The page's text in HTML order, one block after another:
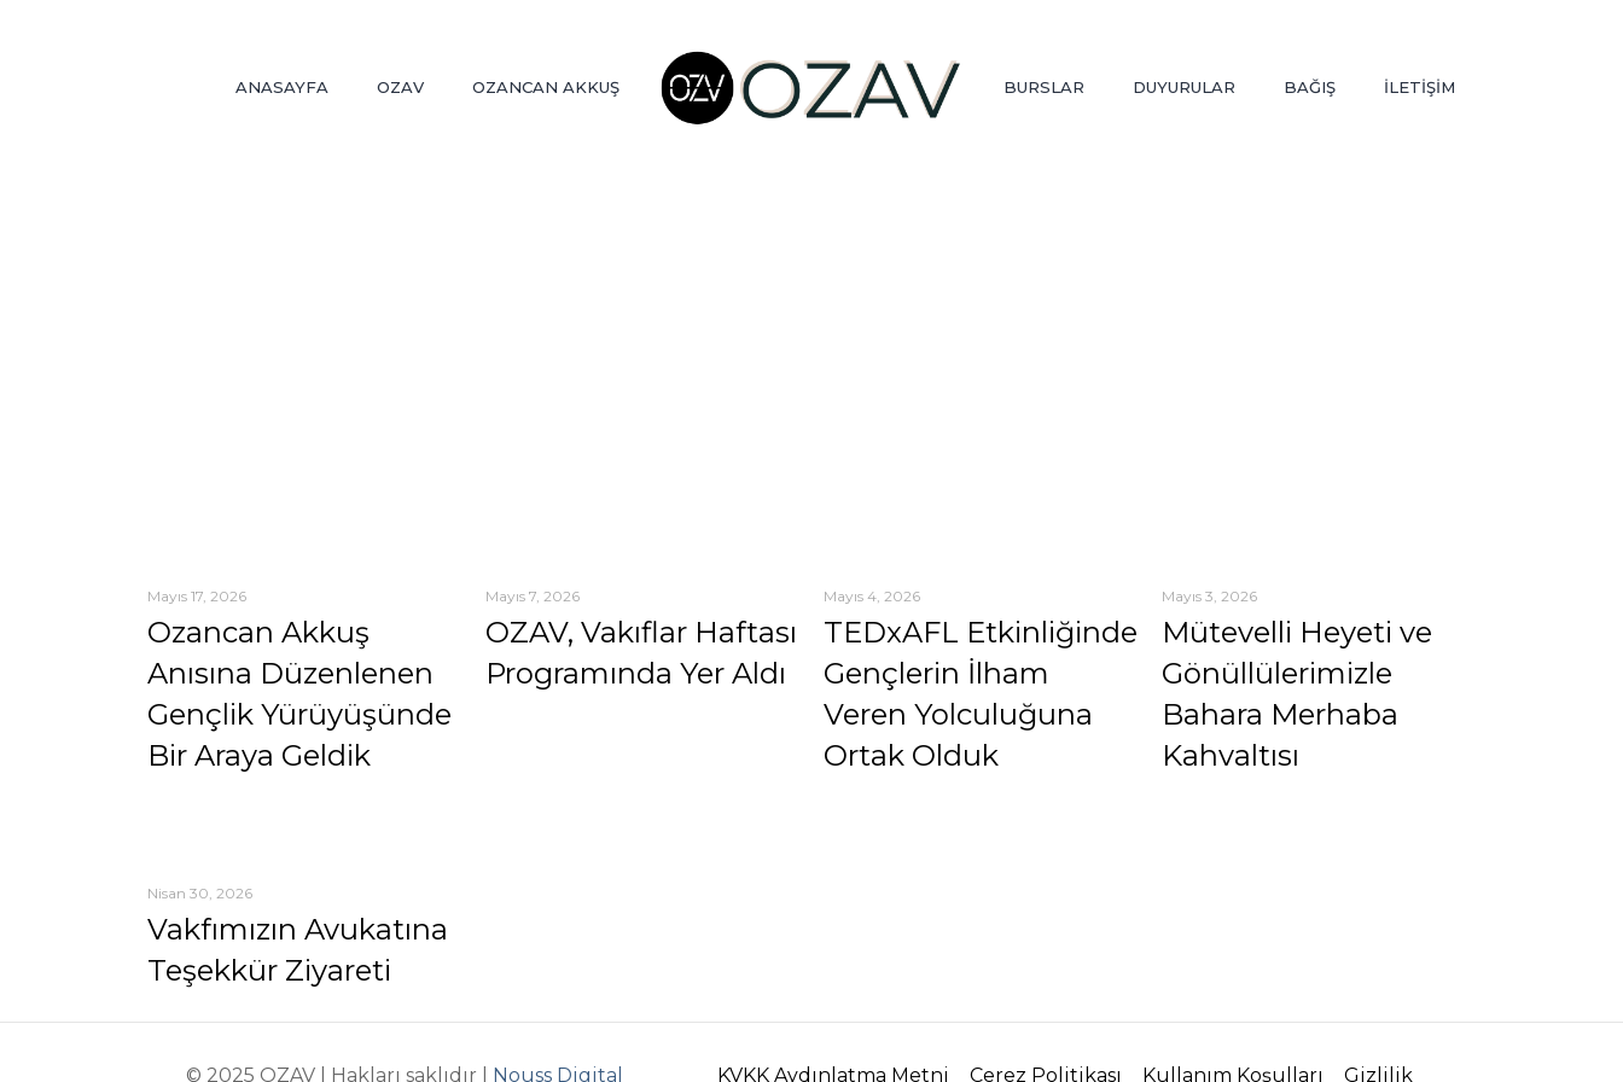
ANASAYFA OZAV OZANCAN AKKUŞ BURSLAR DUYURULAR BAĞIŞ İLETİŞİM
Mayıs 17, 2026
Ozancan Akkuş
Anısına Düzenlenen
Gençlik Yürüyüşünde
Bir Araya Geldik
Mayıs 7, 2026
OZAV, Vakıflar Haftası
Programında Yer Aldı
Mayıs 4, 2026
TEDxAFL Etkinliğinde
Gençlerin İlham
Veren Yolculuğuna
Ortak Olduk
Mayıs 3, 2026
Mütevelli Heyeti ve
Gönüllülerimizle
Bahara Merhaba
Kahvaltısı
Nisan 30, 2026
Vakfımızın Avukatına
Teşekkür Ziyareti
© 2025 OZAV | Hakları saklıdır | Nouss Digital KVKK Aydınlatma Metni Çerez Politikası Kullanım Koşulları Gizlilik